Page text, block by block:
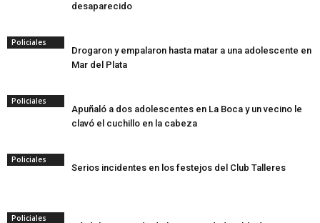
desaparecido
Policiales
Drogaron y empalaron hasta matar a una adolescente en
Mar del Plata
Policiales
Apuñaló a dos adolescentes en La Boca y un vecino le
clavó el cuchillo en la cabeza
Policiales
Serios incidentes en los festejos del Club Talleres
Policiales